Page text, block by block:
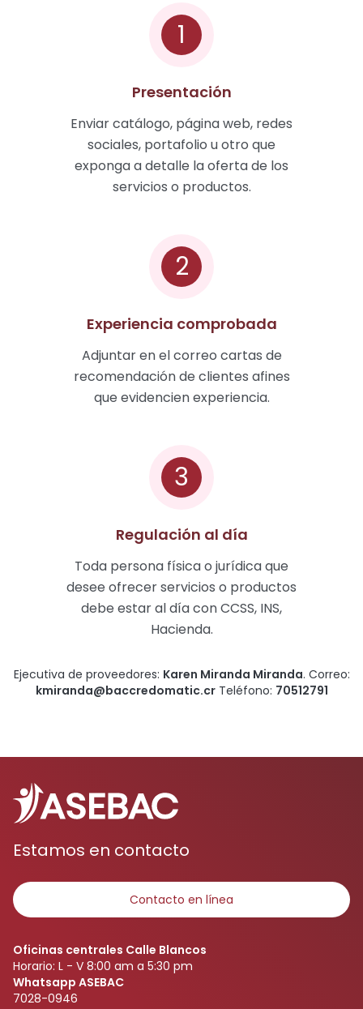
1
Presentación
Enviar catálogo, página web, redes
sociales, portafolio u otro que
exponga a detalle la oferta de los
servicios o productos.
2
Experiencia comprobada
Adjuntar en el correo cartas de
recomendación de clientes afines
que evidencien experiencia.
3
Regulación al día
Toda persona física o jurídica que
desee ofrecer servicios o productos
debe estar al día con CCSS, INS,
Hacienda.
Ejecutiva de proveedores: Karen Miranda Miranda. Correo:
kmiranda@baccredomatic.crTeléfono: 70512791
Estamos en contacto
Contacto en línea
Oficinas centrales Calle Blancos
Horario: L - V 8:00 am a 5:30 pm
Whatsapp ASEBAC
7028-0946